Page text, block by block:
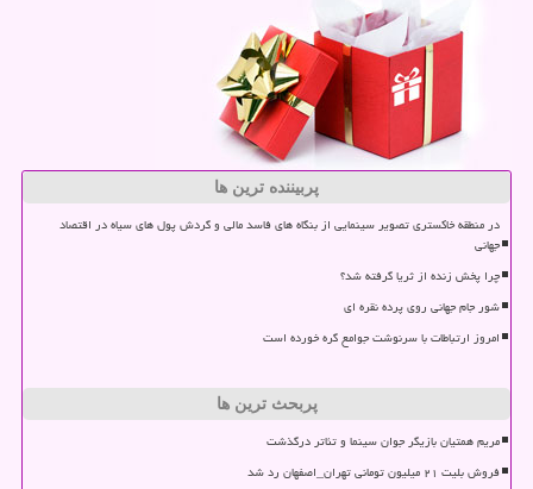
پربیننده ترین ها
در منطقه خاکستری تصویر سینمایی از بنگاه های فاسد مالی و گردش پول های سیاه در اقتصاد
جهانی
چرا پخش زنده از ثریا گرفته شد؟
شور جام جهانی روی پرده نقره ای
امروز ارتباطات با سرنوشت جوامع گره خورده است
پربحث ترین ها
مریم همتیان بازیگر جوان سینما و تئاتر درگذشت
فروش بلیت ۲۱ میلیون تومانی تهران_اصفهان رد شد